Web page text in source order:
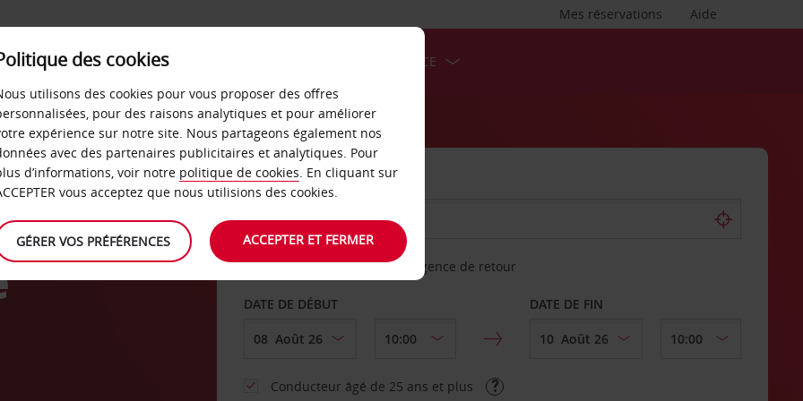
Aide
Mes réservations
SERVICES &
LOCATION
LIBRE-SERVICE
AGENCE DE DÉPART
Sélectionnez une autre agence de retour
DATE DE DÉBUT DATE DE FIN
Conducteur âgé de 25 ans et plus
des cookies
utilisons des cookies pour vous proposer des offres
pour des raisons analytiques et pour améliorer
expérience sur notre site. Nous partageons également nos
avec des partenaires publicitaires et analytiques. Pour
d’informations, voir notre politique de cookies. En cliquant sur
vous acceptez que nous utilisions des cookies.
GÉRER VOS PRÉFÉRENCES ACCEPTER ET FERMER